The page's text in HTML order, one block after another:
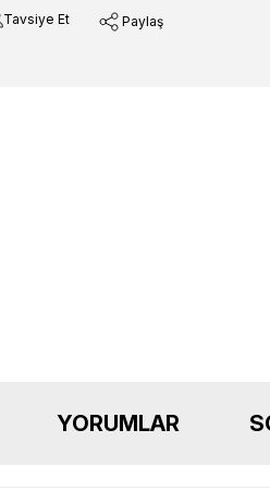
Tavsiye Et
Paylaş
YORUMLAR